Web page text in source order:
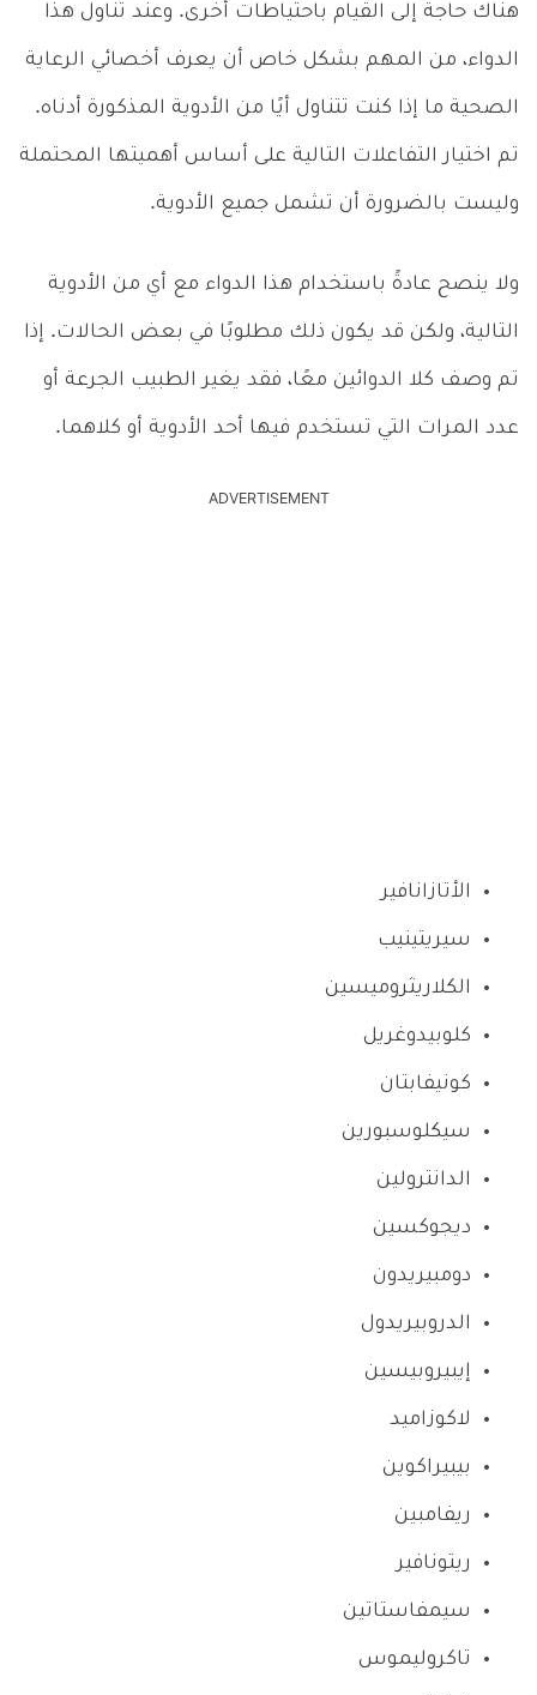
هناك حاجة إلى القيام باحتياطات أخرى. وعند تناول هذا
الدواء، من المهم بشكل خاص أن يعرف أخصائي الرعاية
الصحية ما إذا كنت تتناول أيًا من الأدوية المذكورة أدناه.
تم اختيار التفاعلات التالية على أساس أهميتها المحتملة
وليست بالضرورة أن تشمل جميع الأدوية.
ولا ينصح عادةً باستخدام هذا الدواء مع أي من الأدوية
التالية، ولكن قد يكون ذلك مطلوبًا في بعض الحالات. إذا
تم وصف كلا الدوائين معًا، فقد يغير الطبيب الجرعة أو
عدد المرات التي تستخدم فيها أحد الأدوية أو كلاهما.
ADVERTISEMENT
الأتازانافير
سيريتينيب
الكلاريثروميسين
كلوبيدوغريل
كونيفابتان
سيكلوسبورين
الدانترولين
ديجوكسين
دومبيريدون
الدروبيريدول
إيبيروبيسين
لاكوزاميد
بيبيراكوين
ريفامبين
ريتونافير
سيمفاستاتين
تاكروليموس